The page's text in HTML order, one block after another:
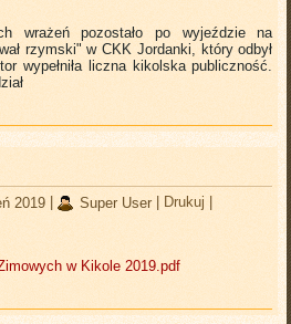
wrażeń pozostało po wyjeździe na
rzymski" w CKK Jordanki, który odbył
wypełniła liczna kikolska publiczność.
2019 Super User Drukuj
w Kikole 2019.pdf